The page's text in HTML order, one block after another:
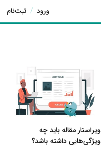
ورود / ثبت‌نام
ویراستار مقاله باید چه
ویژگی‌هایی داشته باشد؟